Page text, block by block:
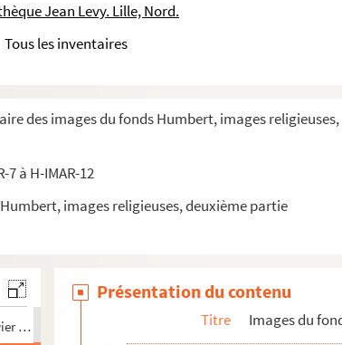
Jean Levy. Lille, Nord.
Tous les inventaires
des images du fonds Humbert, images
7 à H-IMAR-12
images religieuses, deuxième partie
F à M
Saint-e-s dont le nom commence par F
Saint-e-s dont le nom commence par G
Saint-e-s dont le nom commence par H
394. Saint-e-s dont le nom commence par I
e-s dont le nom commence par J
de Naples
sur le point d'être décapité
Présentation du contenu
Titre Images du